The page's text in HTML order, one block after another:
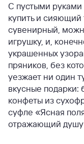
С пустыми руками
купить и
сувенирный,
игрушку, и,
украшенных
пряников, без
уезжает ни один
вкусные подарки:
конфеты из
суфле «Ясная
отражающий душу